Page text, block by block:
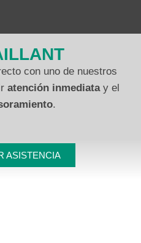
con uno de nuestros
atención inmediatay el
.
ASISTENCIA